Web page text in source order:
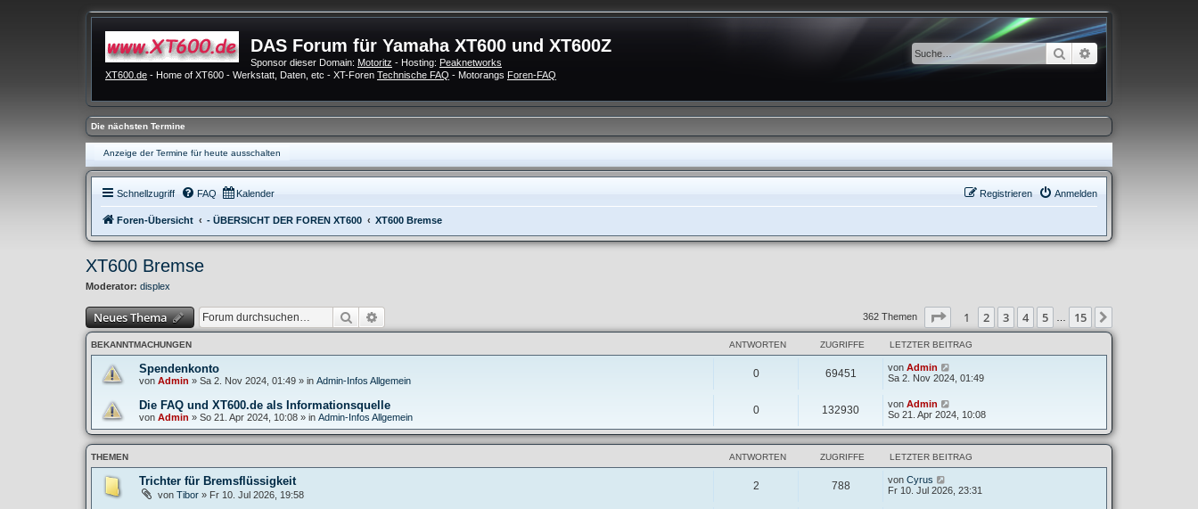
DAS Forum für Yamaha XT600 und XT600Z
Sponsor dieser Domain: Motoritz - Hosting: Peaknetworks
XT600.de - Home of XT600 - Werkstatt, Daten, etc - XT-Foren Technische FAQ - Motorangs Foren-FAQ
Suche Erweiterte Suche
Die nächsten Termine
Anzeige der Termine für heute ausschalten
Schnellzugriff FAQ Kalender Anmelden
Registrieren
Foren-Übersicht - ÜBERSICHT DER FOREN XT600 XT600 Bremse
XT600 Bremse
Moderator: displex
Neues Thema Suche 362 Themen Seite von15
1 2 3 4 5 15
BEKANNTMACHUNGEN ANTWORTEN ZUGRIFFE LETZTER BEITRAG
Spendenkonto
von Admin » Sa 2. Nov 2024, 01:49 » in Admin-Infos Allgemein
0 69451 von Admin
Sa 2. Nov 2024, 01:49
Die FAQ und XT600.de als Informationsquelle
von Admin » So 21. Apr 2024, 10:08 » in Admin-Infos Allgemein
0 132930 von Admin
So 21. Apr 2024, 10:08
THEMEN ANTWORTEN ZUGRIFFE LETZTER BEITRAG
Trichter für Bremsflüssigkeit
von Tibor » Fr 10. Jul 2026, 19:58
2 788 von Cyrus
Fr 10. Jul 2026, 23:31